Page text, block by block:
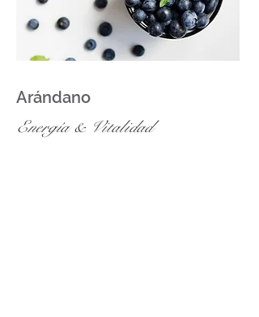
Energía& Vitalidad
Arándano